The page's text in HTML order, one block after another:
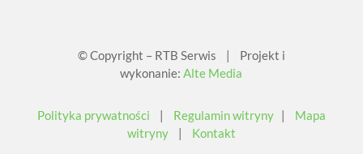
© Copyright – RTB Serwis | Projekt i
wykonanie:Alte Media
Polityka prywatności | Regulamin witryny| Mapa
witryny| Kontakt